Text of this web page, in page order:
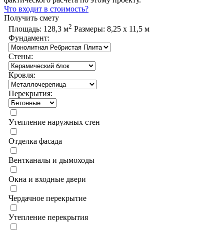
Что входит в стоимость?
Получить смету
Площадь: 128,3 м2 Размеры: 8,25 х 11,5 м
Фундамент:
Стены:
Кровля:
Перекрытия:
Утепление наружных стен
Отделка фасада
Вентканалы и дымоходы
Окна и входные двери
Чердачное перекрытие
Утепление перекрытия